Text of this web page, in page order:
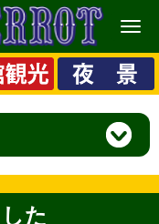
メ
ニ
ュ
ー
た